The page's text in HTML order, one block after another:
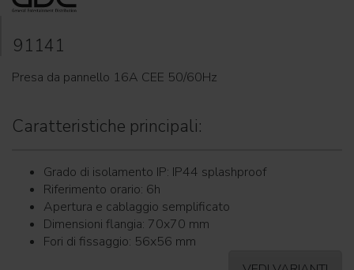
91141
Presa da pannello 16A CEE 50/60Hz
Caratteristiche principali:
Grado di isolamento IP: IP44 splashproof
Riferimento orario: 6h
Apertura e cablaggio semplificato
Dimensioni flangia: 70x70 mm
Fori di fissaggio: 56x56 mm